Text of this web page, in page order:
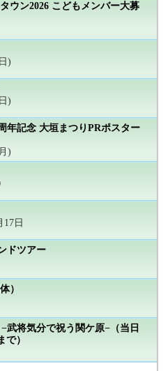
ウン2026 こどもメンバー大募
)
)
年記念 大垣まつりPRポスター
)
17日
ドツアー
）
武将気分で祝う関ケ原−（当日
）